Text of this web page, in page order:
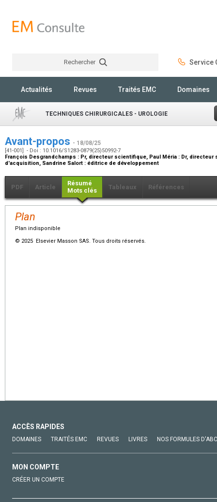
Rechercher Service
Actualités Revues Traités EMC Domaines
TECHNIQUES CHIRURGICALES - UROLOGIE
Avant-propos - 18/08/25
[41-001] - Doi : 10.1016/S1283-0879(25)50992-7
François Desgrandchamps : Pr, directeur scientifique, Paul Méria : Dr, directeur
d'acquisition, Sandrine Salort : éditrice de développement
PDF Article
Résumé
Mots clés
Tableaux Références
Plan
Plan indisponible
© 2025 Elsevier Masson SAS. Tous droits réservés.
ACCÈS RAPIDES
DOMAINES TRAITÉS EMC REVUES LIVRES NOS FORMULES
MON COMPTE
CRÉER UN COMPTE